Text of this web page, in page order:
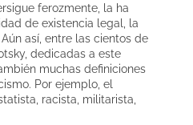
ferozmente, la ha
de existencia legal, la
así, entre las cientos de
dedicadas a este
muchas definiciones
Por ejemplo, el
racista, militarista,